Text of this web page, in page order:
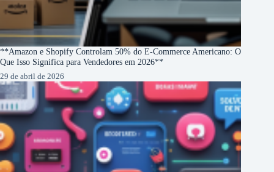
**Amazon e Shopify Controlam 50% do E-Commerce Americano: O
Que Isso Significa para Vendedores em 2026**
29 de abril de 2026